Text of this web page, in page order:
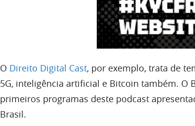
O Direito Digital Cast, por exemplo, trata de
5G, inteligência artificial e Bitcoin também. O
primeiros programas deste podcast
Brasil.